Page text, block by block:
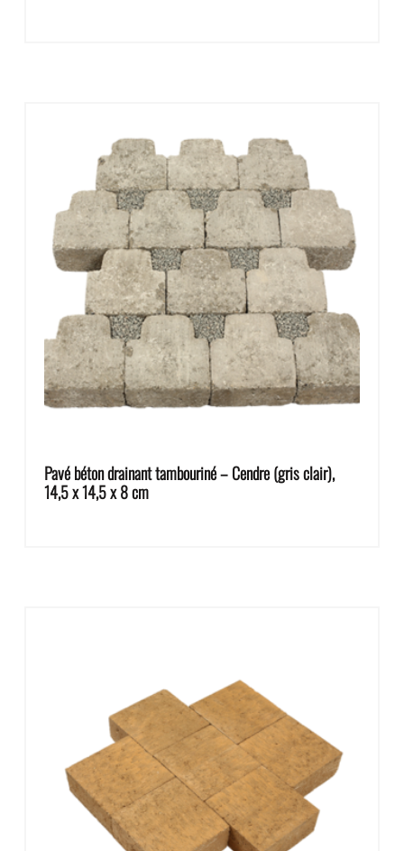
Pavé béton drainant tambouriné – Cendre (gris clair),
14,5 x 14,5 x 8 cm